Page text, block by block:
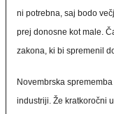
ni potrebna, saj bodo
prej donosne kot male.
zakona, ki bi spremenil
Novembrska
industriji. Že kratkoročni